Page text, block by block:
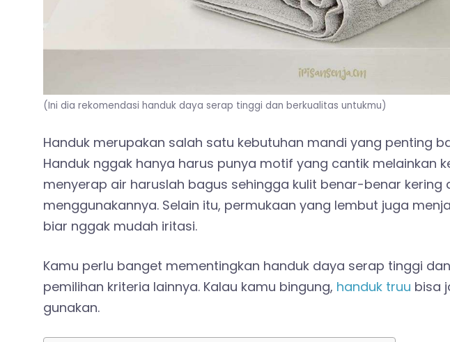
(Ini dia rekomendasi handuk daya serap tinggi dan berkualitas untukmu)
Handuk merupakan salah satu kebutuhan mandi yang penting
Handuk nggak hanya harus punya motif yang cantik melainkan
menyerap air haruslah bagus sehingga kulit benar-benar kering
menggunakannya. Selain itu, permukaan yang lembut juga
biar nggak mudah iritasi.
Kamu perlu banget mementingkan handuk daya serap tinggi
pemilihan kriteria lainnya. Kalau kamu bingung, handuk truu bisa
gunakan.